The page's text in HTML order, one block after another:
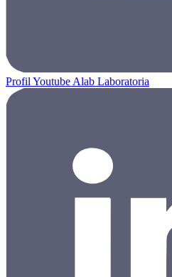
Profil Youtube Alab Laboratoria